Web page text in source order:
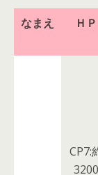
なまえ ＨＰ
CP7:
3200